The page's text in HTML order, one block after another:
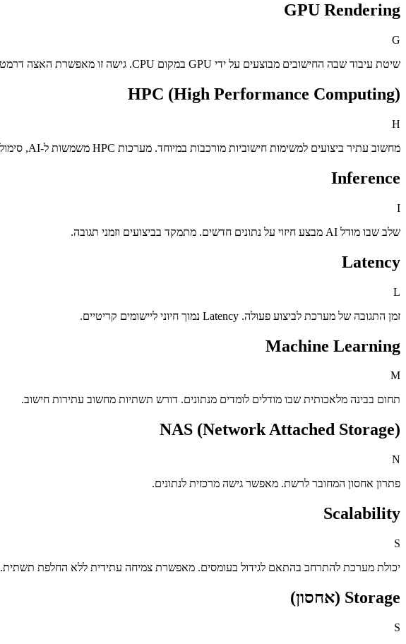
GPU Rendering
G
שיטת עיבוד שבה החישובים מבוצעים על ידי GPU במקום CPU. גישה זו מאפשרת האצה דרמטית של תהליכי Rendering ושיפור משמעותי בזרימת העבודה.
HPC (High Performance Computing)
H
מחשוב עתיר ביצועים למשימות חישוביות מורכבות במיוחד. מערכות HPC משמשות ל-AI, סימולציות, מחקר ועיבוד נתונים מתקדם.
Inference
I
שלב שבו מודל AI מבצע חיזוי על נתונים חדשים. מתמקד בביצועים וזמני תגובה.
Latency
L
זמן התגובה של מערכת לביצוע פעולה. Latency נמוך חיוני ליישומים קריטיים.
Machine Learning
M
תחום בבינה מלאכותית שבו מודלים לומדים מנתונים. דורש תשתיות מחשוב עתירות חישוב.
NAS (Network Attached Storage)
N
פתרון אחסון המחובר לרשת. מאפשר גישה מרכזית לנתונים.
Scalability
S
יכולת מערכת להתרחב בהתאם לגידול בעומסים. מאפשרת צמיחה עתידית ללא החלפת תשתית.
Storage (אחסון)
S